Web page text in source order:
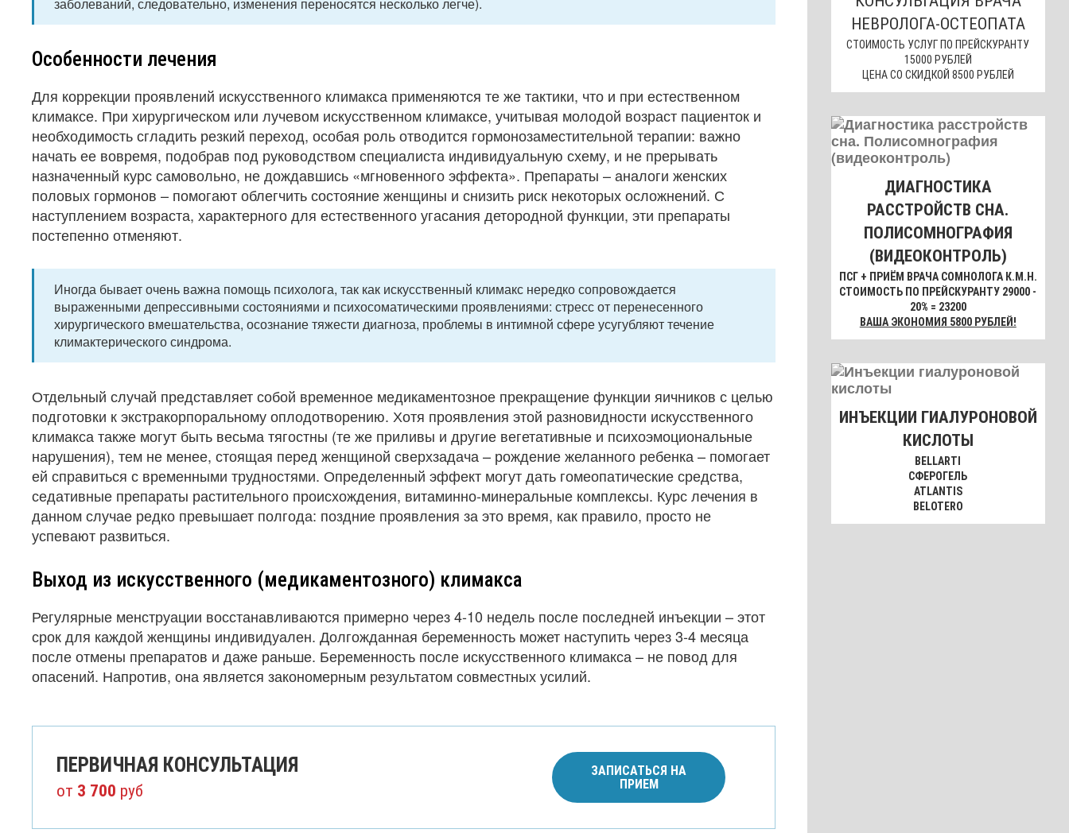
Особенности лечения
Для коррекции проявлений искусственного климакса применяются те же тактики, что и при естественном
климаксе. При хирургическом или лучевом искусственном климаксе, учитывая молодой возраст пациенток и
необходимость сгладить резкий переход, особая роль отводится гормонозаместительной терапии: важно
начать ее вовремя, подобрав под руководством специалиста индивидуальную схему, и не прерывать
назначенный курс самовольно, не дождавшись «мгновенного эффекта». Препараты – аналоги женских
половых гормонов – помогают облегчить состояние женщины и снизить риск некоторых осложнений. С
наступлением возраста, характерного для естественного угасания детородной функции, эти препараты
постепенно отменяют.
Иногда бывает очень важна помощь психолога, так как искусственный климакс нередко сопровождается
выраженными депрессивными состояниями и психосоматическими проявлениями: стресс от перенесенного
хирургического вмешательства, осознание тяжести диагноза, проблемы в интимной сфере усугубляют течение
климактерического синдрома.
Отдельный случай представляет собой временное медикаментозное прекращение функции яичников с целью
подготовки к экстракорпоральному оплодотворению. Хотя проявления этой разновидности искусственного
климакса также могут быть весьма тягостны (те же приливы и другие вегетативные и психоэмоциональные
нарушения), тем не менее, стоящая перед женщиной сверхзадача – рождение желанного ребенка – помогает
ей справиться с временными трудностями. Определенный эффект могут дать гомеопатические средства,
седативные препараты растительного происхождения, витаминно-минеральные комплексы. Курс лечения в
данном случае редко превышает полгода: поздние проявления за это время, как правило, просто не
успевают развиться.
Выход из искусственного (медикаментозного) климакса
Регулярные менструации восстанавливаются примерно через 4-10 недель после последней инъекции – этот
срок для каждой женщины индивидуален. Долгожданная беременность может наступить через 3-4 месяца
после отмены препаратов и даже раньше. Беременность после искусственного климакса – не повод для
опасений. Напротив, она является закономерным результатом совместных усилий.
ПЕРВИЧНАЯ КОНСУЛЬТАЦИЯ
от 3 700 руб
ЗАПИСАТЬСЯ НА
ПРИЕМ
НЕВРОЛОГА-ОСТЕОПАТА
СТОИМОСТЬ УСЛУГ ПО ПРЕЙСКУРАНТУ
15000 РУБЛЕЙ
ЦЕНА СО СКИДКОЙ 8500 РУБЛЕЙ
ДИАГНОСТИКА
РАССТРОЙСТВ СНА.
ПОЛИСОМНОГРАФИЯ
(ВИДЕОКОНТРОЛЬ)
ПСГ + ПРИЁМ ВРАЧА СОМНОЛОГА К.М.Н.
СТОИМОСТЬ ПО ПРЕЙСКУРАНТУ 29000 -
20% = 23200
ВАША ЭКОНОМИЯ 5800 РУБЛЕЙ!
ИНЪЕКЦИИ ГИАЛУРОНОВОЙ
КИСЛОТЫ
BELLARTI
СФЕРОГЕЛЬ
ATLANTIS
BELOTERO